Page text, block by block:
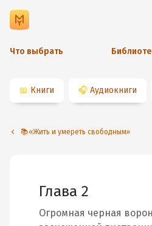
Что выбрать
📖 Книги 🎧 Аудиокниги
📚«Жить и умереть свободным»
Глава 2
Огромная черная